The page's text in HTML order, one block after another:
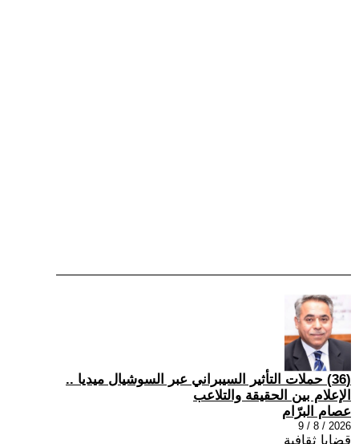
(36) حملات التأثير السيبراني عبر السوشيال ميديا ..
الإعلام بين الحقيقة والتلاعب
عصام البرّام
2026 / 8 / 9
قضايا ثقافية